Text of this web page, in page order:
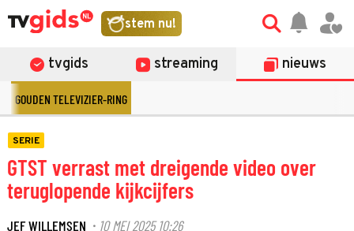
stem nu!
tvgids streaming nieuws
GOUDEN TELEVIZIER-RING
SERIE
GTST verrast met dreigende video over
teruglopende kijkcijfers
JEF WILLEMSEN 10 MEI 2025 10:26